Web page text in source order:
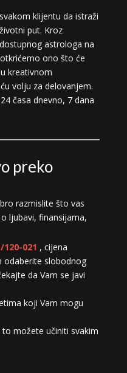
klijentu da istraži
put. Kroz
astrologa na
ono što će
kreativnom
volju za delovanjem.
časa dnevno, 7 dana
preko
razmislite što vas
ljubavi, finansijama,
120-021 , cijena
odaberite slobodnog
da Vam se javi
koji Vam mogu
možete učiniti svakim